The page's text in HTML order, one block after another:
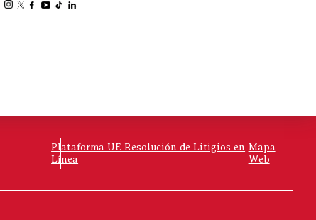
Plataforma UE Resolución de Litigios en
Línea
Mapa
Web